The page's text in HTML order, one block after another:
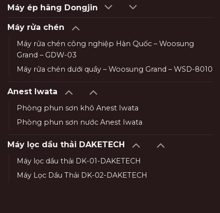
Máy ép hãng Dongjin
Máy rửa chén
Máy rửa chén công nghiệp Hàn Quốc – Woosung
Grand – GDW-03
Máy rửa chén dưới quầy – Woosung Grand – WSD-8010
Anest Iwata
Phòng phun sơn khô Anest Iwata
Phòng phun sơn nước Anest Iwata
Máy lọc dầu thải DAKETECH
Máy lọc dầu thải DK-01-DAKETECH
Máy Lọc Dầu Thải DK-02-DAKETECH